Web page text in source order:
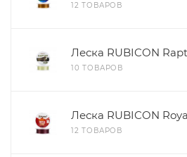
12 ТОВАРОВ
Леска RUBICON
10 ТОВАРОВ
Леска RUBICON
12 ТОВАРОВ